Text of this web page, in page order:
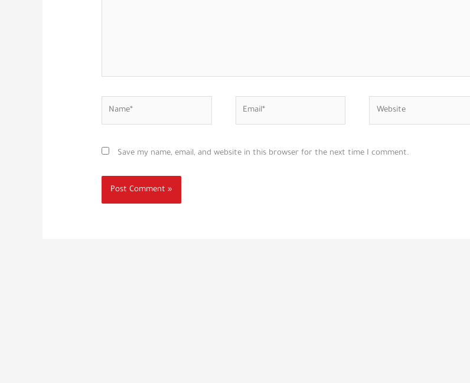
Save my name, email, and website in this browser for the next time I comment.